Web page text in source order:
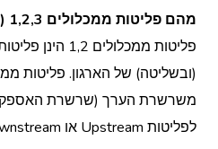
מהם פליטות ממכלולים 1,2,3 ( Scopes 1,2,3)?
פליטות
משרשרת הערך (שרשרת
לפליטות Upstream או Downstream).